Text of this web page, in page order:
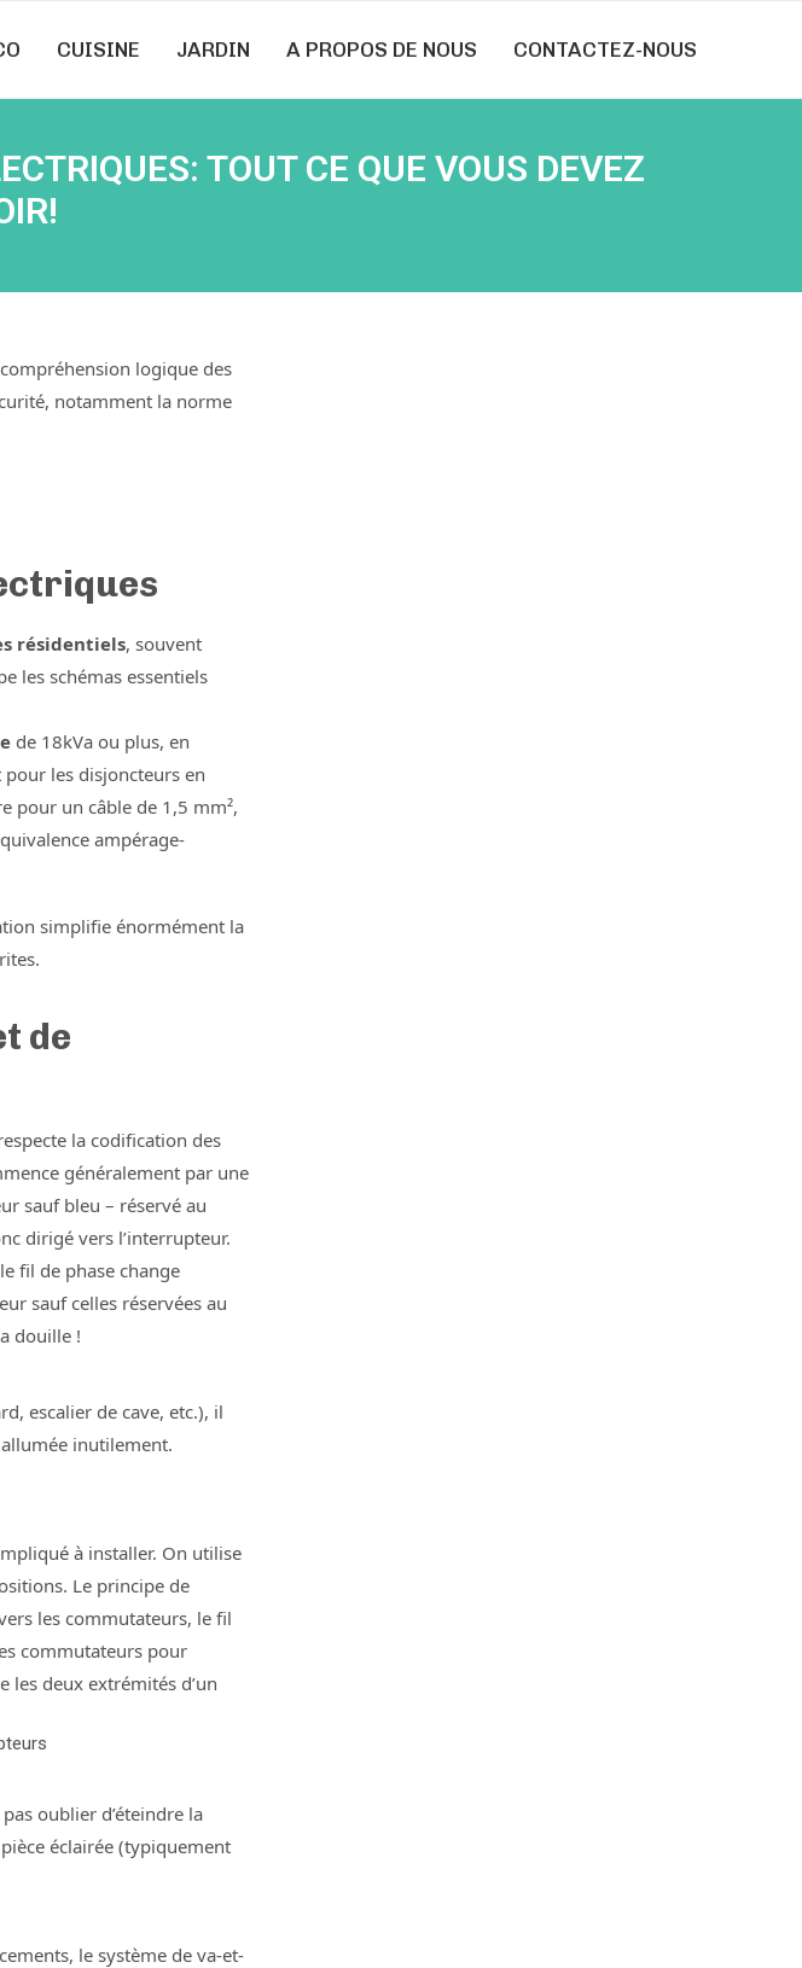
CUISINE JARDIN A PROPOS DE NOUS CONTACTEZ-NOUS
TOUT CE QUE VOUS DEVEZ
logique des
notamment la norme
résidentiels, souvent
les schémas essentiels
de 18kVa ou plus, en
les disjoncteurs en
pour un câble de 1,5 mm²,
ampérage-
simplifie énormément la
de
la codification des
généralement par une
sauf bleu – réservé au
dirigé vers l’interrupteur.
fil de phase change
sauf celles réservées au
douille !
escalier de cave, etc.), il
inutilement.
à installer. On utilise
Le principe de
les commutateurs, le fil
commutateurs pour
les deux extrémités d’un
oublier d’éteindre la
éclairée (typiquement
le système de va-et-